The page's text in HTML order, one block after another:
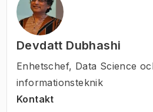
Devdatt Dubhashi
Enhetschef, Data Science
informationsteknik
Kontakt